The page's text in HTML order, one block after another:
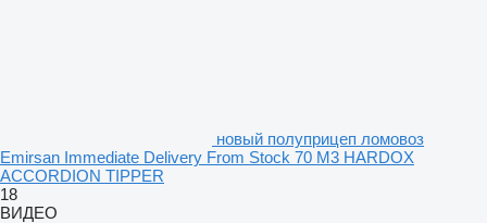
новый полуприцеп ломовоз
Emirsan Immediate Delivery From Stock 70 M3 HARDOX
ACCORDION TIPPER
18
ВИДЕО